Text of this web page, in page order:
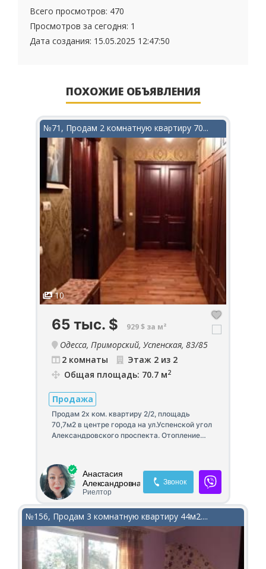
Всего просмотров: 470
Просмотров за сегодня: 1
Дата создания: 15.05.2025 12:47:50
ПОХОЖИЕ ОБЪЯВЛЕНИЯ
№71, Продам 2 комнатную квартиру 70...
10
65 тыс. $ 929 $ за м²
Одесса, Приморский, Успенская, 83/85
2 комнаты
Этаж 2 из 2
Общая площадь: 70.7 м2
Продажа
Продам 2х ком. квартиру 2/2, площадь
70,7м2 в центре города на ул.Успенской угол
Александровского проспекта. Отопление
парадная на кодовом замке. Квартира
дворовая, тихая и уютная!
Анастасия
Александровна
Риелтор
Звонок
№156, Продам 3 комнатную квартиру 44м2....